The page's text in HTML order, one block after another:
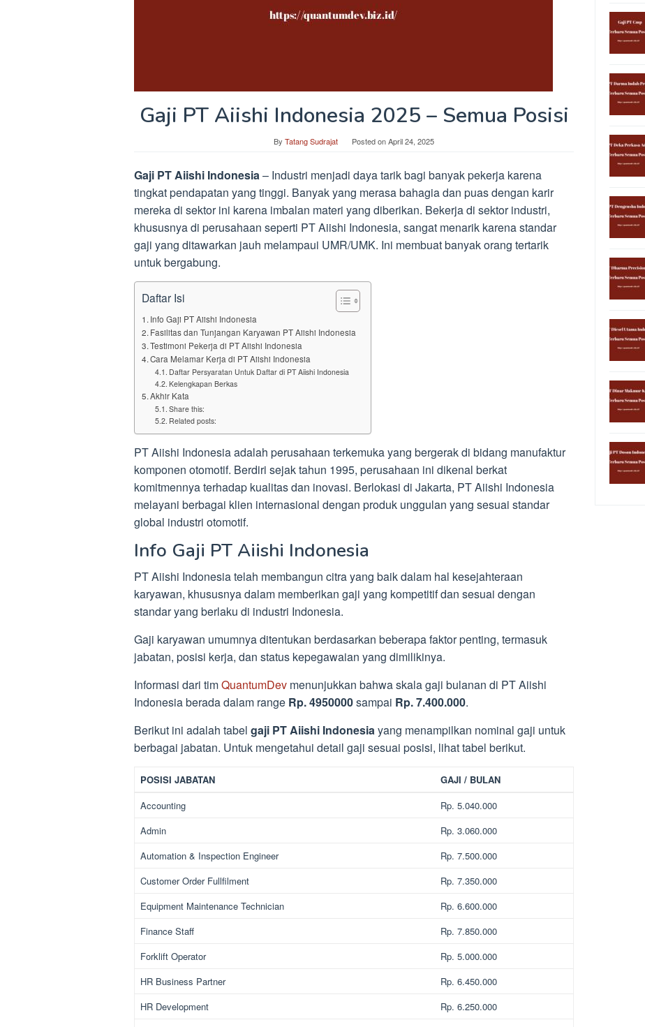
Gaji PT Aiishi Indonesia 2025 – Semua Posisi
By Tatang Sudrajat Posted onApril 24, 2025
Gaji PT Aiishi Indonesia– Industri menjadi daya tarik bagi banyak pekerja karena
tingkat pendapatan yang tinggi. Banyak yang merasa bahagia dan puas dengan karir
mereka di sektor ini karena imbalan materi yang diberikan. Bekerja di sektor industri,
khususnya di perusahaan seperti PT Aiishi Indonesia, sangat menarik karena standar
gaji yang ditawarkan jauh melampaui UMR/UMK. Ini membuat banyak orang tertarik
untuk bergabung.
Daftar Isi
Info Gaji PT Aiishi Indonesia
Fasilitas dan Tunjangan Karyawan PT Aiishi Indonesia
Testimoni Pekerja di PT Aiishi Indonesia
Cara Melamar Kerja di PT Aiishi Indonesia
Daftar Persyaratan Untuk Daftar di PT Aiishi Indonesia
Kelengkapan Berkas
Akhir Kata
Share this:
Related posts:
PT Aiishi Indonesia adalah perusahaan terkemuka yang bergerak di bidang manufaktur
komponen otomotif. Berdiri sejak tahun 1995, perusahaan ini dikenal berkat
komitmennya terhadap kualitas dan inovasi. Berlokasi di Jakarta, PT Aiishi Indonesia
melayani berbagai klien internasional dengan produk unggulan yang sesuai standar
global industri otomotif.
Info Gaji PT Aiishi Indonesia
PT Aiishi Indonesia telah membangun citra yang baik dalam hal kesejahteraan
karyawan, khususnya dalam memberikan gaji yang kompetitif dan sesuai dengan
standar yang berlaku di industri Indonesia.
Gaji karyawan umumnya ditentukan berdasarkan beberapa faktor penting, termasuk
jabatan, posisi kerja, dan status kepegawaian yang dimilikinya.
Informasi dari timQuantumDev menunjukkan bahwa skala gaji bulanan di PT Aiishi
Indonesia berada dalam range Rp. 4950000sampai Rp. 7.400.000.
Berikut ini adalah tabel gaji PT Aiishi Indonesiayang menampilkan nominal gaji untuk
berbagai jabatan. Untuk mengetahui detail gaji sesuai posisi, lihat tabel berikut.
POSISI JABATAN
GAJI / BULAN
Accounting
Rp. 5.040.000
Admin
Rp. 3.060.000
Automation & Inspection Engineer
Rp. 7.500.000
Customer Order Fullfilment
Rp. 7.350.000
Equipment Maintenance Technician
Rp. 6.600.000
Finance Staff
Rp. 7.850.000
Forklift Operator
Rp. 5.000.000
HR Business Partner
Rp. 6.450.000
HR Development
Rp. 6.250.000